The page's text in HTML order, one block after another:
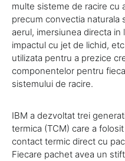
multe sisteme de racire cu
precum convectia naturala
aerul, imersiunea directa
impactul cu jet de lichid,
utilizata pentru a prezice
componentelor pentru
sistemului de racire.
IBM a dezvoltat trei
termica (TCM) care a
contact termic direct cu
Fiecare pachet avea un